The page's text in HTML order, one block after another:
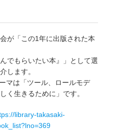
が「この1年に出版された本
でもらいたい本』」として選
します。
マは「ツール、ロールモデ
く生きるために」です。
library-takasaki-